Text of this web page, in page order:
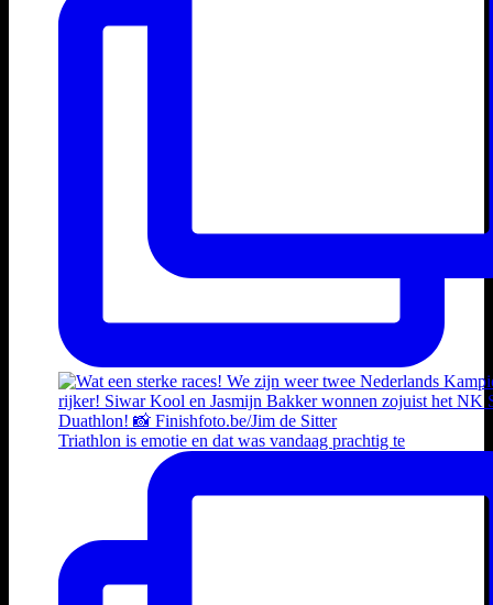
Triathlon is emotie en dat was vandaag prachtig te